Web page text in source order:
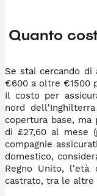
Se stai cercando di
€600 a oltre €1500
Il costo per
nord
copertura base,
di £27,60 al mese
compagnie
domestico,
Regno Unito,
castrato, tra le altre